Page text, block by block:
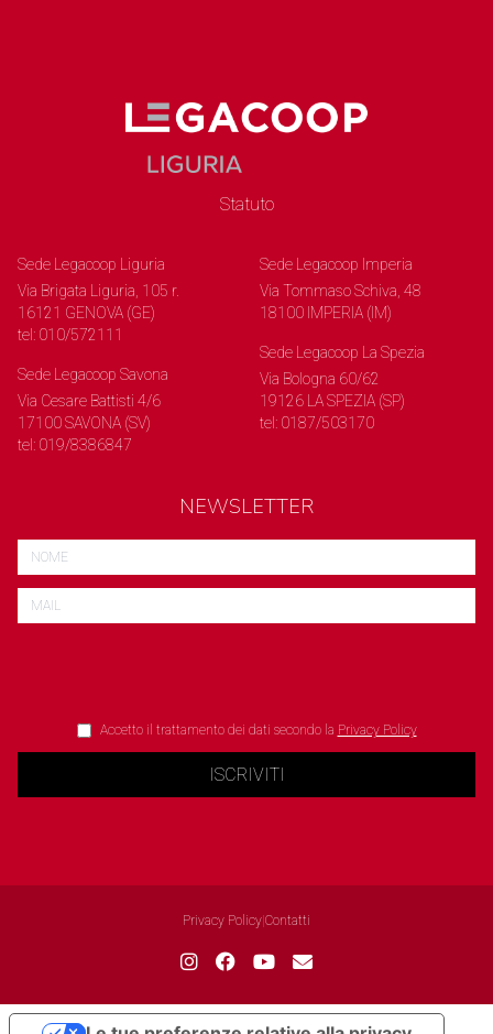
Statuto
Sede Legacoop Liguria
Via Brigata Liguria, 105 r.
16121 GENOVA (GE)
tel: 010/572111
Sede Legacoop Savona
Via Cesare Battisti 4/6
17100 SAVONA (SV)
tel: 019/8386847
Sede Legacoop Imperia
Via Tommaso Schiva, 48
18100 IMPERIA (IM)
Sede Legacoop La Spezia
Via Bologna 60/62
19126 LA SPEZIA (SP)
tel: 0187/503170
NEWSLETTER
Accetto il trattamento dei dati secondo la Privacy Policy
ISCRIVITI
Privacy Policy Contatti